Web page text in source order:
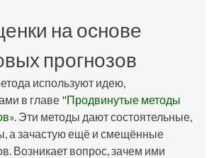
на основе
прогнозов
используют идею,
в главе "Продвинутые методы
». Эти методы дают состоятельные,
а зачастую ещё и смещённые
Возникает вопрос, зачем ими